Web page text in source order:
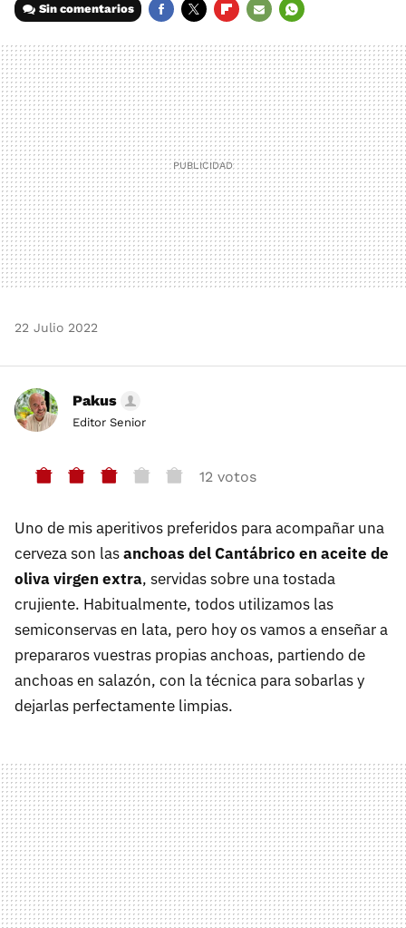
Sin comentarios
MAIL
22 Julio 2022
Pakus
Editor Senior
12 votos
Uno de mis aperitivos preferidos para acompañar una
cerveza son lasanchoas del Cantábrico en aceite de
oliva virgen extra, servidas sobre una tostada
crujiente. Habitualmente, todos utilizamos las
semiconservas en lata, pero hoy os vamos a enseñar a
prepararos vuestras propias anchoas, partiendo de
anchoas en salazón, con la técnica para sobarlas y
dejarlas perfectamente limpias.